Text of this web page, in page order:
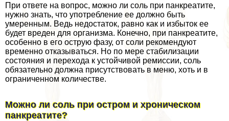
При ответе на вопрос, можно ли соль при панкреатите,
нужно знать, что употрeбление ее должно быть
умеренным. Ведь недостаток, равно как и избыток ее
будет вреден для организма. Конечно, при панкреатите,
особенно в его острую фазу, от соли рекомендуют
временно отказываться. Но по мере стабилизации
состояния и перехода к устойчивой ремиссии, соль
обязательно должна присутствовать в меню, хоть и в
ограниченном количестве.
Можно ли соль при остром и хроническом
панкреатите?